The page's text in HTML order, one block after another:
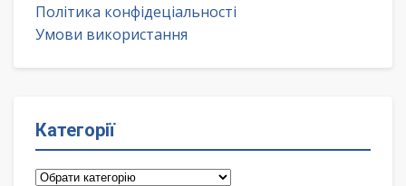
Політика конфідеціальності
Умови використання
Категорії
Категорії